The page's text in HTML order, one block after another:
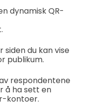
dynamisk QR-
du kan vise
publikum.
respondentene
å ha sett en
kontoer.